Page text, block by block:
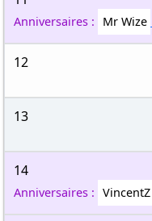
Anniversaires : Mr Wize
12
13
14
Anniversaires : VincentZ